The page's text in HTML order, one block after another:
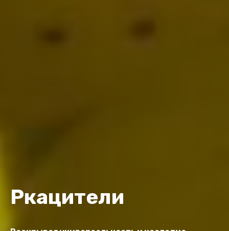
Ркацители